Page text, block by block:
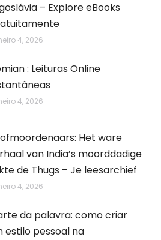
– Explore eBooks
4, 2026
: Leituras Online
4, 2026
Het ware
van India’s moorddadige
de Thugs – Je leesarchief
4, 2026
da palavra: como criar
estilo pessoal na